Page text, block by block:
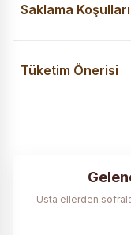
Saklama Koşulları
Tüketim Önerisi
Usta ellerden